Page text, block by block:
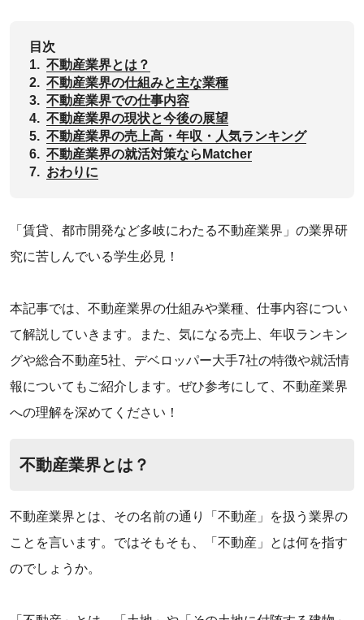
目次
1. 不動産業界とは？
2. ‌不動産業界の仕組みと主な業種
3. 不動産業界での仕事内容
4. ‌不動産業界の現状と今後の展望
5. 不動産業界の売上高・年収・人気ランキング
6. 不動産業界の就活対策ならMatcher
7. おわりに
‌「賃貸、都市開発など多岐にわたる不動産業界」の業界研
究に苦しんでいる学生必見！
‌本記事では、不動産業界の仕組みや業種、仕事内容につい
て解説していきます。また、気になる売上、年収ランキン
グや総合不動産5社、デベロッパー大手7社の特徴や就活情
報についてもご紹介します。ぜひ参考にして、不動産業界
への理解を深めてください！
不動産業界とは？
不動産業界とは、その名前の通り「不動産」を扱う業界の
ことを言います。ではそもそも、「不動産」とは何を指す
のでしょうか。